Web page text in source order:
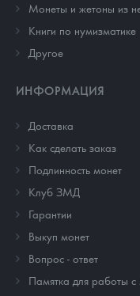
Монеты и жетоны из
Книги по нумизматике
Другое
ИНФОРМАЦИЯ
Доставка
Как сделать заказ
Подлинность монет
Клуб ЗМД
Гарантии
Выкуп монет
Вопрос - ответ
Памятка для работы